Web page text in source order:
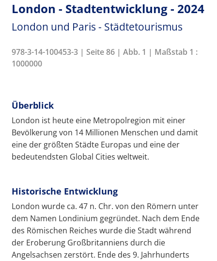
London - Stadtentwicklung - 2024
London und Paris - Städtetourismus
978-3-14-100453-3 | Seite 86 | Abb. 1 | Maßstab 1 :
1000000
Überblick
London ist heute eine Metropolregion mit einer
Bevölkerung von 14 Millionen Menschen und damit
eine der größten Städte Europas und eine der
bedeutendsten Global Cities weltweit.
Historische Entwicklung
London wurde ca. 47 n. Chr. von den Römern unter
dem Namen Londinium gegründet. Nach dem Ende
des Römischen Reiches wurde die Stadt während
der Eroberung Großbritanniens durch die
Angelsachsen zerstört. Ende des 9. Jahrhunderts